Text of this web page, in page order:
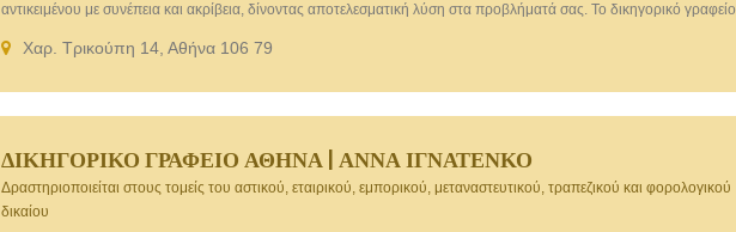
αντικειμένου με συνέπεια και ακρίβεια, δίνοντας αποτελεσματική λύση στα προβλήματά σας. Το δικηγορικό γραφείο
Χαρ. Τρικούπη 14, Αθήνα 106 79
ΔΙΚΗΓΟΡΙΚΟ ΓΡΑΦΕΙΟ ΑΘΗΝΑ | ΑΝΝΑ ΙΓΝΑΤΕΝΚΟ
Δραστηριοποιείται στους τομείς του αστικού, εταιρικού, εμπορικού, μεταναστευτικού, τραπεζικού και φορολογικού
δικαίου